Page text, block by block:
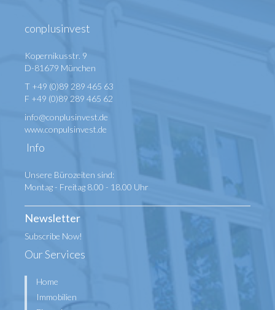
conplusinvest
Kopernikusstr. 9
D-81679 München
T +49 (0)89 289 465 63
F +49 (0)89 289 465 62
info@conplusinvest.de
www.conpulsinvest.de
Info
Unsere Bürozeiten sind:
Montag - Freitag 8.00 - 18.00 Uhr
Newsletter
Subscribe Now!
Our Services
Home
Immobilien